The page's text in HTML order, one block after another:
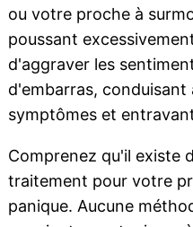
ou votre proche à
poussant
d'aggraver les
d'embarras, conduisant
symptômes et
Comprenez qu'il existe
traitement pour votre
panique. Aucune